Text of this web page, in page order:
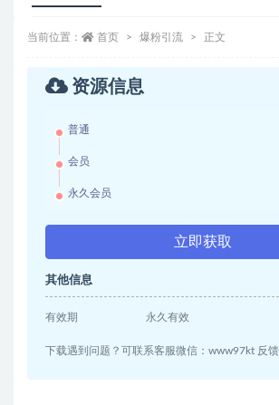
当前位置： 首页 爆粉引流 正文
资源信息
普通
会员
永久会员
立即获取
其他信息
有效期 永久有效
下载遇到问题？可联系客服微信：www97kt 反馈